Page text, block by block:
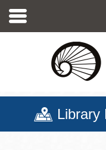
至
Library